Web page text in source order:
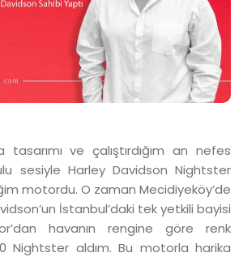
tasarımı ve çalıştırdığım an nefes
sesiyle Harley Davidson Nightster
motordu. O zaman Mecidiyeköy’de
İstanbul’daki tek yetkili bayisi
havanın rengine göre renk
Nightster aldım. Bu motorla harika